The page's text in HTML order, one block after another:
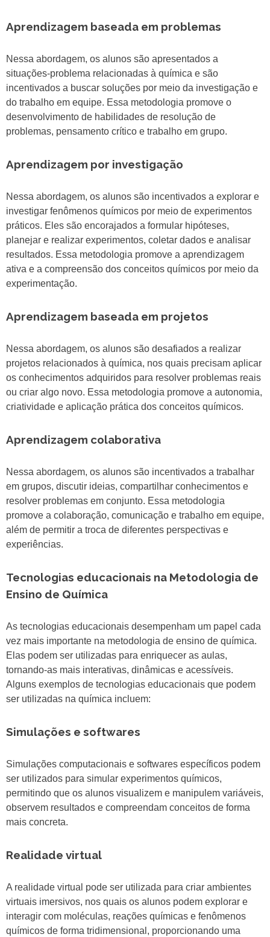
Aprendizagem baseada em problemas
Nessa abordagem, os alunos são apresentados a
situações-problema relacionadas à química e são
incentivados a buscar soluções por meio da investigação e
do trabalho em equipe. Essa metodologia promove o
desenvolvimento de habilidades de resolução de
problemas, pensamento crítico e trabalho em grupo.
Aprendizagem por investigação
Nessa abordagem, os alunos são incentivados a explorar e
investigar fenômenos químicos por meio de experimentos
práticos. Eles são encorajados a formular hipóteses,
planejar e realizar experimentos, coletar dados e analisar
resultados. Essa metodologia promove a aprendizagem
ativa e a compreensão dos conceitos químicos por meio da
experimentação.
Aprendizagem baseada em projetos
Nessa abordagem, os alunos são desafiados a realizar
projetos relacionados à química, nos quais precisam aplicar
os conhecimentos adquiridos para resolver problemas reais
ou criar algo novo. Essa metodologia promove a autonomia,
criatividade e aplicação prática dos conceitos químicos.
Aprendizagem colaborativa
Nessa abordagem, os alunos são incentivados a trabalhar
em grupos, discutir ideias, compartilhar conhecimentos e
resolver problemas em conjunto. Essa metodologia
promove a colaboração, comunicação e trabalho em equipe,
além de permitir a troca de diferentes perspectivas e
experiências.
Tecnologias educacionais na Metodologia de
Ensino de Química
As tecnologias educacionais desempenham um papel cada
vez mais importante na metodologia de ensino de química.
Elas podem ser utilizadas para enriquecer as aulas,
tornando-as mais interativas, dinâmicas e acessíveis.
Alguns exemplos de tecnologias educacionais que podem
ser utilizadas na química incluem:
Simulações e softwares
Simulações computacionais e softwares específicos podem
ser utilizados para simular experimentos químicos,
permitindo que os alunos visualizem e manipulem variáveis,
observem resultados e compreendam conceitos de forma
mais concreta.
Realidade virtual
A realidade virtual pode ser utilizada para criar ambientes
virtuais imersivos, nos quais os alunos podem explorar e
interagir com moléculas, reações químicas e fenômenos
químicos de forma tridimensional, proporcionando uma